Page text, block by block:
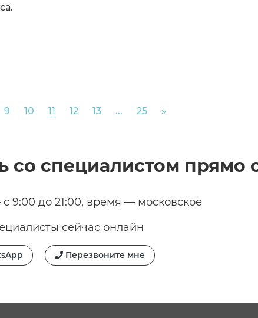
9 10 11 12 13 ... 25 »Next
со специалистом прямо
9:00 до 21:00, время — московское
сейчас онлайн
Перезвоните мне